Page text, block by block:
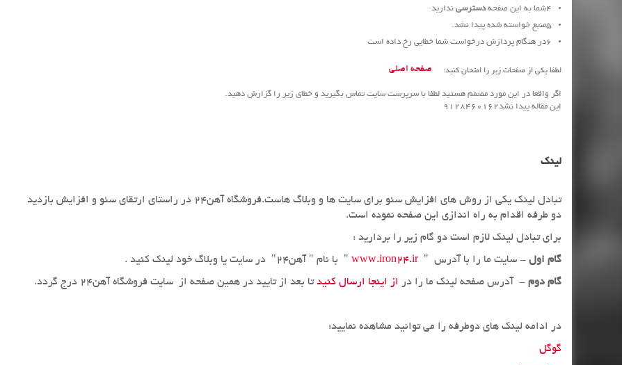
4شما به این صفحهدسترسی ندارید
5منبع خواسته شده پیدا نشد.
6در هنگام پردازش درخواست شما خطایی رخ داده است
لطفا یکی از صفحات زیر را امتحان کنید: صفحه اصلی
اگر واقعا در این مورد مصمم هستید لطفا با سرپرست سایت تماس بگیرید و خطای زیر را گزارش دهید.
این مقاله پیدا نشد9128460162
لینک
تبادل لینک یکی از روش های افزایش سئو برای سایت ها و وبلاگ هاست.فروشگاه آهن24 در راستای ارتقای سئو و افزایش بازدید
دو طرفه اقدام به راه اندازی این صفحه نموده است.
برای تبادل لینک لازم است دو گام زیر را بردارید :
گام اول - سایت ما را با آدرس "www.iron24.ir " با نام " آهن24" در سایت یا وبلاگ خود لینک کنید .
گام دوم - آدرس صفحه لینک ما را در از اینجا ارسال کنیدتا بعد از تایید در همین صفحه از سایت فروشگاه آهن24 درج گردد.
در ادامه لینک های دوطرفه را می توانید مشاهده نمایید:
گوگل